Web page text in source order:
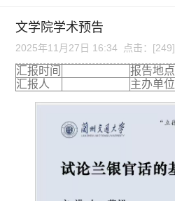
文学院学术预告
2025年11月27日 16:34 点击：[249]
汇报时间
报告地点
汇报人
主办单位